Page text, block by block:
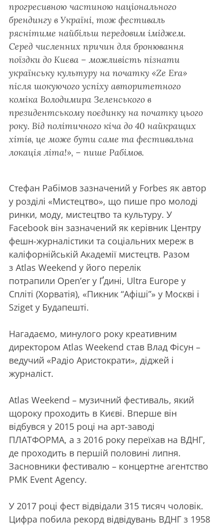
прогресивною частиною національного
брендингу в Україні, тож фестиваль
ряснітиме найбільш передовим іміджем.
Серед численних причин для бронювання
поїздки до Києва – можливість пізнати
українську культуру на початку «Ze Era»
після шокуючого успіху авторитетного
коміка Володимира Зеленського в
президентському поєдинку на початку цього
року. Від політичного кіча до 40 найкращих
хітів, це може бути саме та фестивальна
локація літа!», – пише Рабімов.
Стефан Рабімов зазначений у Forbes як автор
у розділі «Мистецтво», що пише про молоді
ринки, моду, мистецтво та культуру. У
Facebook він зазначений як керівник Центру
фешн-журналістики та соціальних мереж в
каліфорнійській Академії мистецтв. Разом
з Atlas Weekend у його перелік
потрапили Open’er у Ґдині, Ultra Europe у
Спліті (Хорватія), «Пикник “Афіші”» у Москві і
Sziget у Будапешті.
Нагадаємо, минулого року креативним
директором Atlas Weekend став Влад Фісун –
ведучий «Радіо Аристократи», діджей і
журналіст.
Atlas Weekend – музичний фестиваль, який
щороку проходить в Києві. Вперше він
відбувся у 2015 році на арт-заводі
ПЛАТФОРМА, а з 2016 року переїхав на ВДНГ,
де проходить в першій половині липня.
Засновники фестивалю – концертне агентство
PMK Event Agency.
У 2017 році фест відвідали 315 тисяч чоловік.
Цифра побила рекорд відвідувань ВДНГ з 1958